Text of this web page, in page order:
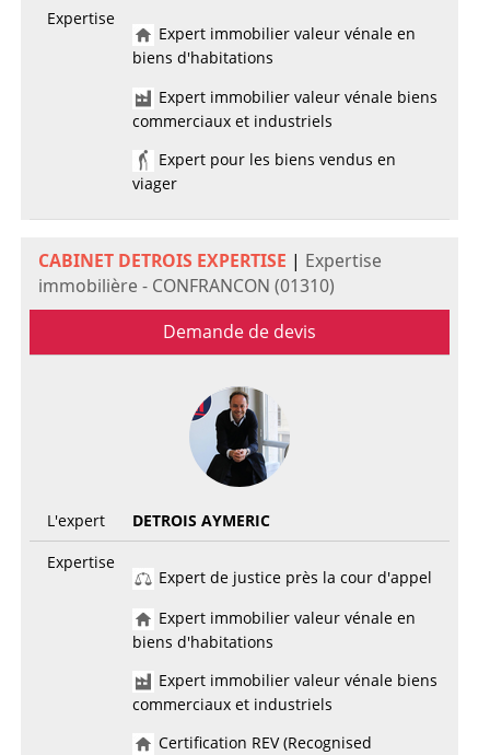
Expertise
Expert immobilier valeur vénale en
biens d'habitations
Expert immobilier valeur vénale biens
commerciaux et industriels
Expert pour les biens vendus en
viager
CABINET DETROIS EXPERTISE | Expertise
immobilière - CONFRANCON (01310)
Demande de devis
L'expert
DETROIS AYMERIC
Expertise
Expert de justice près la cour d'appel
Expert immobilier valeur vénale en
biens d'habitations
Expert immobilier valeur vénale biens
commerciaux et industriels
Certification REV (Recognised